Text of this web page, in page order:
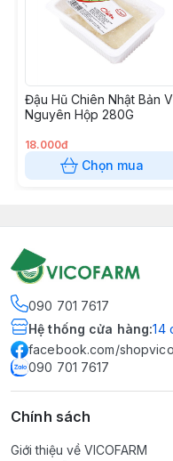
Đậu Hũ Chiên Nhật Bản
Nguyên Hộp 280G
18.000đ
Chọn mua
090 701 7617
Hệ thống cửa hàng:14
facebook.com/
090 701 7617
Chính sách
Giới thiệu về VICOFARM